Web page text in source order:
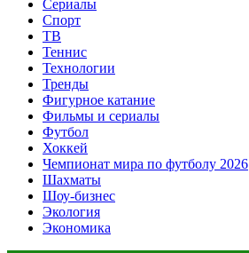
Сериалы
Спорт
ТВ
Теннис
Технологии
Тренды
Фигурное катание
Фильмы и сериалы
Футбол
Хоккей
Чемпионат мира по футболу 2026
Шахматы
Шоу-бизнес
Экология
Экономика